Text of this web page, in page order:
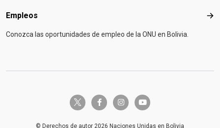
Empleos
Conozca las oportunidades de empleo de la ONU en Bolivia.
twitter-x facebook-finstagramyoutube
© Derechos de autor 2026 Naciones Unidas en Bolivia